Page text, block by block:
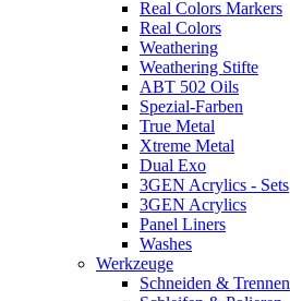
Real Colors Markers
Real Colors
Weathering
Weathering Stifte
ABT 502 Oils
Spezial-Farben
True Metal
Xtreme Metal
Dual Exo
3GEN Acrylics - Sets
3GEN Acrylics
Panel Liners
Washes
Werkzeuge
Schneiden & Trennen